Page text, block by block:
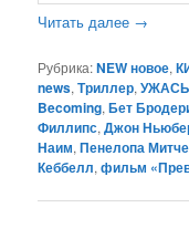
Читать далее →
Рубрика:NEW новое,
news,Триллер,
Becoming,Бет
Филлипс,Джон
Наим,Пенелопа
Кеббелл,фильм